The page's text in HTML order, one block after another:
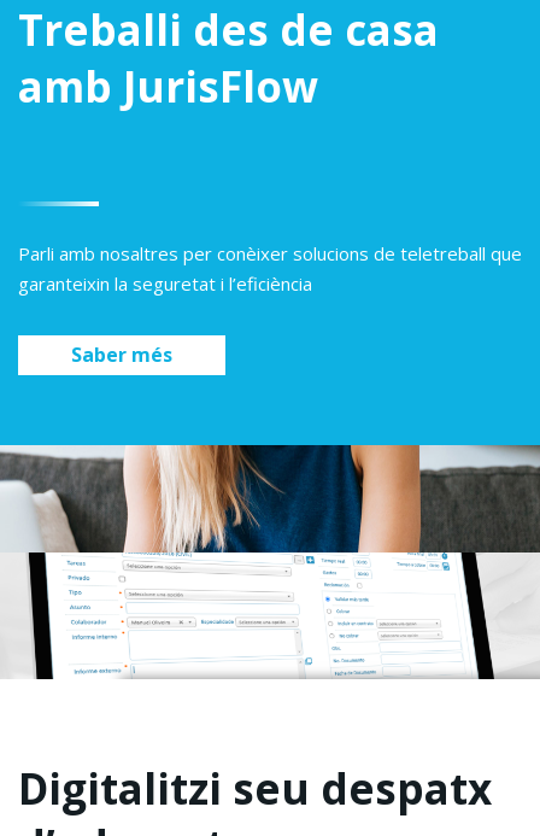
Treballi des de casa
amb JurisFlow
Parli amb nosaltres per conèixer solucions de teletreball que
garanteixin la seguretat i l’eficiència
Saber més​
Digitalitzi seu despatx